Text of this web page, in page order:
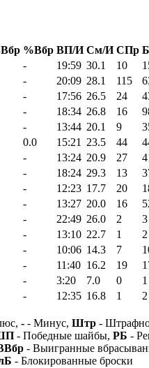
%Вбр ВП/И См/И СПр
- 19:59 30.1 10
- 20:09 28.1 115
- 17:56 26.5 24
- 18:34 26.8 16
- 13:44 20.1 9
0.0 15:21 23.5 44
- 13:24 20.9 27
- 18:24 29.3 13
- 12:23 17.7 20
- 13:27 20.0 16
- 22:49 26.0 2
3
- 13:10 22.7 1
2
- 10:06 14.3 7
- 11:40 16.2 19
- 3:20 7.0 0
1
- 12:35 16.8 1
2
- - Минус, Штр -
- Победные шайбы, РБ -
- Выигранные
- Блокированные броски